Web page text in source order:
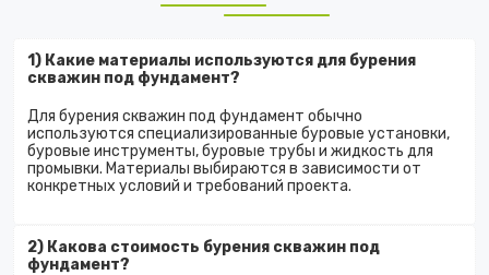
1) Какие материалы используются для бурения
скважин под фундамент?
Для бурения скважин под фундамент обычно
используются специализированные буровые установки,
буровые инструменты, буровые трубы и жидкость для
промывки. Материалы выбираются в зависимости от
конкретных условий и требований проекта.
2) Какова стоимость бурения скважин под
фундамент?